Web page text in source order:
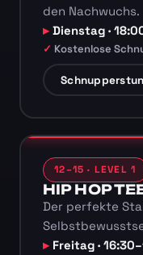
den Nachwuchs.
Dienstag ·
Kostenlose
12–15 · LEVEL 1
HIP HOP
Der perfekte
Freitag ·